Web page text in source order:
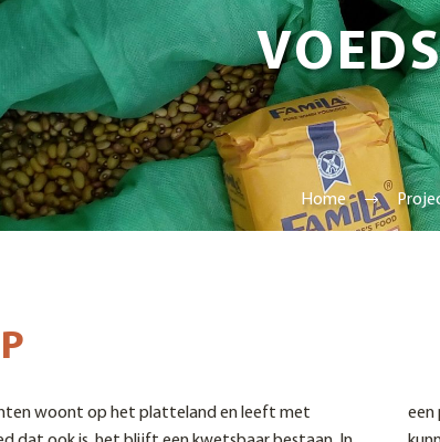
Home
woont op het platteland en leeft met
een